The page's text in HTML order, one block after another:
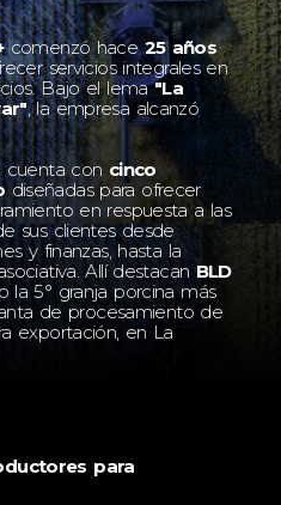
comenzó hace25 años
servicios integrales en
Bajo el lema"La
, la empresa alcanzó
cuenta con cinco
diseñadas para ofrecer
en respuesta a las
sus clientes desde
y finanzas, hasta la
Allí destacanBLD
la 5° granja porcina más
de procesamiento de
exportación, en La
para